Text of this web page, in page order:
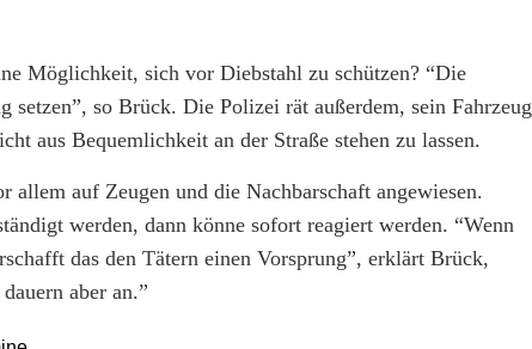
Möglichkeit, sich vor Diebstahl zu schützen? “Die
so Brück. Die Polizei rät außerdem, sein Fahrzeug
aus Bequemlichkeit an der Straße stehen zu lassen.
auf Zeugen und die Nachbarschaft angewiesen.
werden, dann könne sofort reagiert werden. “Wenn
das den Tätern einen Vorsprung”, erklärt Brück,
aber an.”